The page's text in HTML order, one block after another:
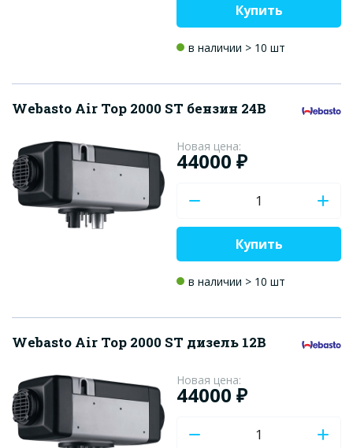
Купить
в наличии > 10 шт
Webasto Air Top 2000 ST бензин 24В
Новая цена:
44000 ₽
Купить
в наличии > 10 шт
Webasto Air Top 2000 ST дизель 12В
Новая цена:
44000 ₽